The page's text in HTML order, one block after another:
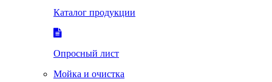
Каталог продукции
Опросный лист
Мойка и очистка